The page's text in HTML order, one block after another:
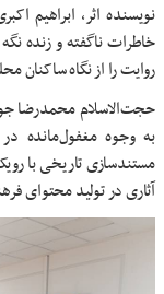
نویسنده اثر، ابراهیم
خاطرات ناگفته و زنده
روایت را از نگاه ساکنان
حجت‌الاسلام محمدرضا
به وجوه مغفول‌مانده
مستندسازی تاریخی با
آثاری در تولید محتوای